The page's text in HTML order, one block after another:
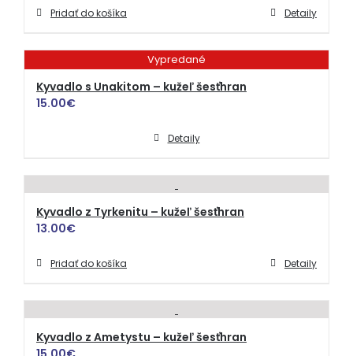
Pridať do košíka Detaily
Vypredané
Kyvadlo s Unakitom – kužeľ šesťhran
15.00€
Detaily
Kyvadlo z Tyrkenitu – kužeľ šesťhran
13.00€
Pridať do košíka Detaily
Kyvadlo z Ametystu – kužeľ šesťhran